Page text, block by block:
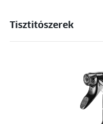
Tisztitószerek